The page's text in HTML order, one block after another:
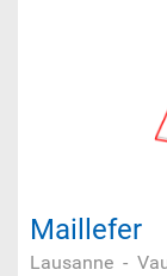
Maillefer
Lausanne -